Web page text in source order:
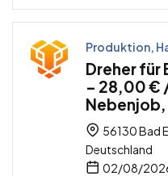
Produktion,
Dreher für
– 28,00 €
56130 Bad
Deutschland
02/08/